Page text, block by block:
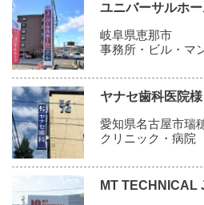
ユニバーサルホ
岐阜県恵那市
事務所・ビル・マ
ヤナセ歯科医院様
愛知県名古屋市瑞
クリニック・病院
MT